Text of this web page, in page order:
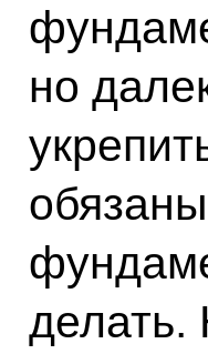
но
делать.